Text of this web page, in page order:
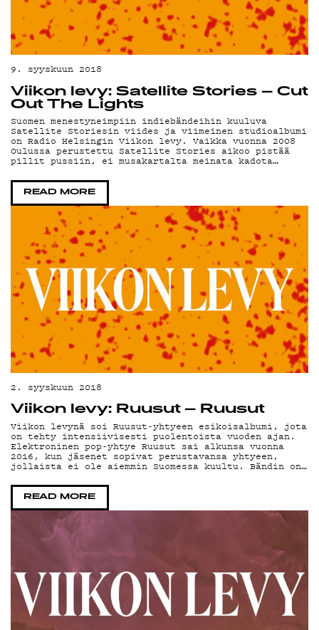
9. syyskuun 2018
Viikon levy: Satellite Stories – Cut
Out The Lights
Suomen menestyneimpiin indiebändeihin kuuluva
Satellite Storiesin viides ja viimeinen studioalbumi
on Radio Helsingin Viikon levy. Vaikka vuonna 2008
Oulussa perustettu Satellite Stories aikoo pistää
pillit pussiin, ei musakartalta meinata kadota…
READ MORE
2. syyskuun 2018
Viikon levy: Ruusut – Ruusut
Viikon levynä soi Ruusut-yhtyeen esikoisalbumi, jota
on tehty intensiivisesti puolentoista vuoden ajan.
Elektroninen pop-yhtye Ruusut sai alkunsa vuonna
2016, kun jäsenet sopivat perustavansa yhtyeen,
jollaista ei ole aiemmin Suomessa kuultu. Bändin on…
READ MORE